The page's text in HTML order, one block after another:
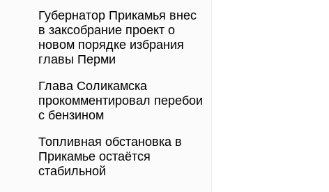
Губернатор Прикамья внес
в заксобрание проект о
новом порядке избрания
главы Перми
Глава Соликамска
прокомментировал перебои
с бензином
Топливная обстановка в
Прикамье остаётся
стабильной